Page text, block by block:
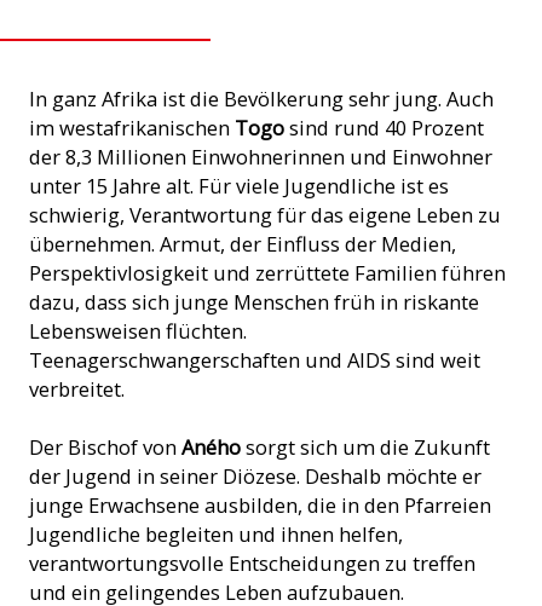
In ganz Afrika ist die Bevölkerung sehr jung. Auch
im westafrikanischen Togosind rund 40 Prozent
der 8,3 Millionen Einwohnerinnen und Einwohner
unter 15 Jahre alt. Für viele Jugendliche ist es
schwierig, Verantwortung für das eigene Leben zu
übernehmen. Armut, der Einfluss der Medien,
Perspektivlosigkeit und zerrüttete Familien führen
dazu, dass sich junge Menschen früh in riskante
Lebensweisen flüchten.
Teenagerschwangerschaften und AIDS sind weit
verbreitet.
Der Bischof vonAnéhosorgt sich um die Zukunft
der Jugend in seiner Diözese. Deshalb möchte er
junge Erwachsene ausbilden, die in den Pfarreien
Jugendliche begleiten und ihnen helfen,
verantwortungsvolle Entscheidungen zu treffen
und ein gelingendes Leben aufzubauen.